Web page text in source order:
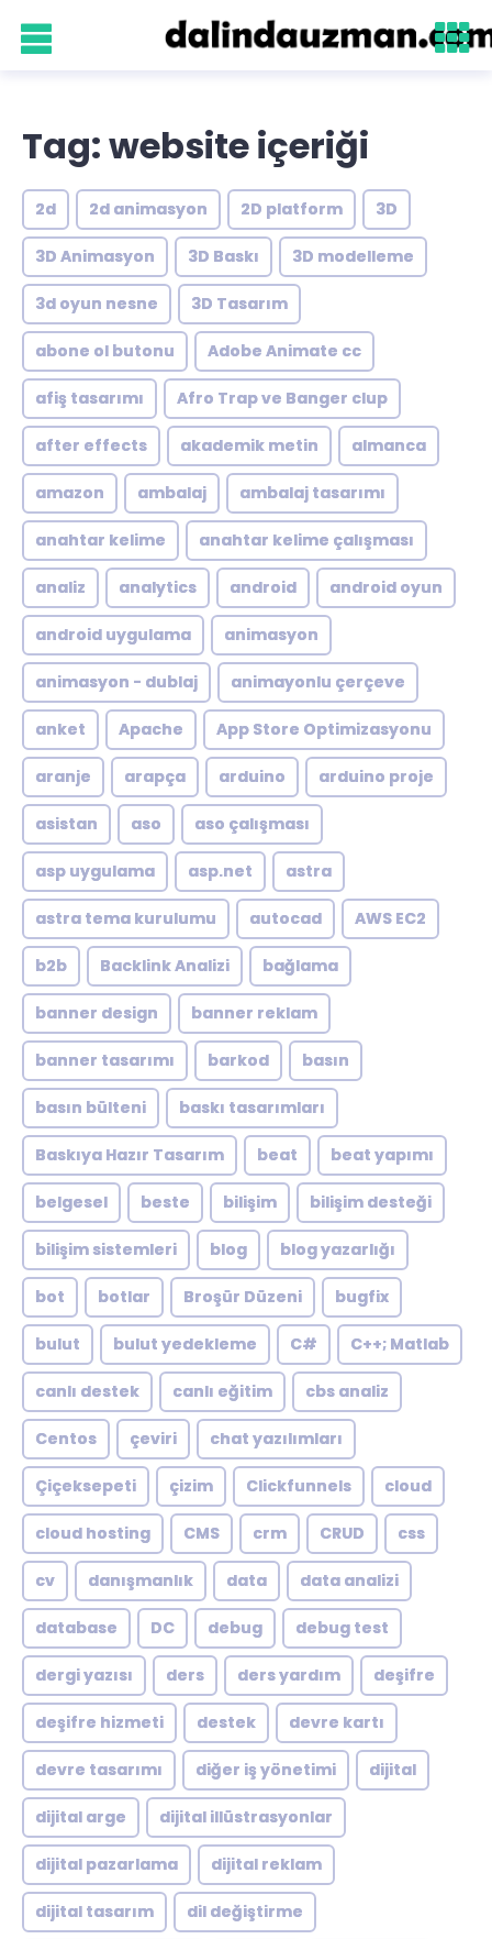
Tag: website içeriği
2d 2d animasyon 2D platform 3D
3D Animasyon 3D Baskı 3D modelleme
3d oyun nesne 3D Tasarım
abone ol butonu Adobe Animate cc
afiş tasarımı Afro Trap ve Banger clup
after effects akademik metin almanca
amazon ambalaj ambalaj tasarımı
anahtar kelime anahtar kelime çalışması
analiz analytics android android oyun
android uygulama animasyon
animasyon - dublaj animayonlu çerçeve
anket Apache App Store Optimizasyonu
aranje arapça arduino arduino proje
asistan aso aso çalışması
asp uygulama asp.net astra
astra tema kurulumu autocad AWS EC2
b2b Backlink Analizi bağlama
banner design banner reklam
banner tasarımı barkod basın
basın bülteni baskı tasarımları
Baskıya Hazır Tasarım beat beat yapımı
belgesel beste bilişim bilişim desteği
bilişim sistemleri blog blog yazarlığı
bot botlar Broşür Düzeni bugfix
bulut bulut yedekleme C# C++; Matlab
canlı destek canlı eğitim cbs analiz
Centos çeviri chat yazılımları
Çiçeksepeti çizim Clickfunnels cloud
cloud hosting CMS crm CRUD css
cv danışmanlık data data analizi
database DC debug debug test
dergi yazısı ders ders yardım deşifre
deşifre hizmeti destek devre kartı
devre tasarımı diğer iş yönetimi dijital
dijital arge dijital illüstrasyonlar
dijital pazarlama dijital reklam
dijital tasarım dil değiştirme